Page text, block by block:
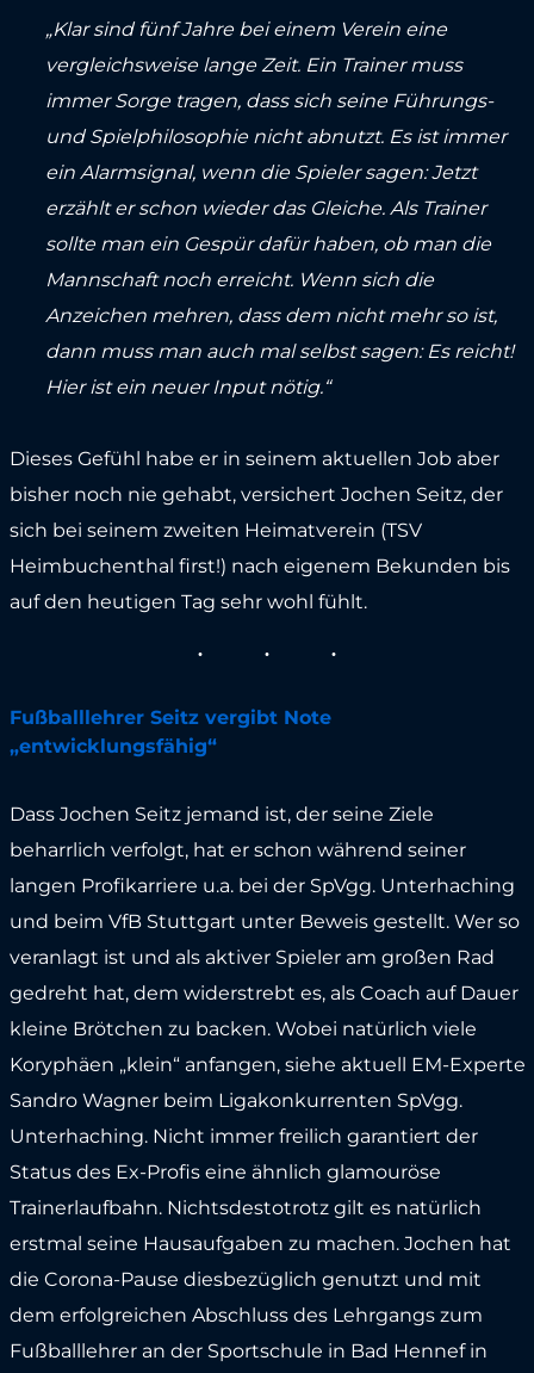
„Klar sind fünf Jahre bei einem Verein eine
vergleichsweise lange Zeit. Ein Trainer muss
immer Sorge tragen, dass sich seine Führungs-
und Spielphilosophie nicht abnutzt. Es ist immer
ein Alarmsignal, wenn die Spieler sagen: Jetzt
erzählt er schon wieder das Gleiche. Als Trainer
sollte man ein Gespür dafür haben, ob man die
Mannschaft noch erreicht. Wenn sich die
Anzeichen mehren, dass dem nicht mehr so ist,
dann muss man auch mal selbst sagen: Es reicht!
Hier ist ein neuer Input nötig.“
Dieses Gefühl habe er in seinem aktuellen Job aber
bisher noch nie gehabt, versichert Jochen Seitz, der
sich bei seinem zweiten Heimatverein (TSV
Heimbuchenthal first!) nach eigenem Bekunden bis
auf den heutigen Tag sehr wohl fühlt.
Fußballlehrer Seitz vergibt Note
„entwicklungsfähig“
Dass Jochen Seitz jemand ist, der seine Ziele
beharrlich verfolgt, hat er schon während seiner
langen Profikarriere u.a. bei der SpVgg. Unterhaching
und beim VfB Stuttgart unter Beweis gestellt. Wer so
veranlagt ist und als aktiver Spieler am großen Rad
gedreht hat, dem widerstrebt es, als Coach auf Dauer
kleine Brötchen zu backen. Wobei natürlich viele
Koryphäen „klein“ anfangen, siehe aktuell EM-Experte
Sandro Wagner beim Ligakonkurrenten SpVgg.
Unterhaching. Nicht immer freilich garantiert der
Status des Ex-Profis eine ähnlich glamouröse
Trainerlaufbahn. Nichtsdestotrotz gilt es natürlich
erstmal seine Hausaufgaben zu machen. Jochen hat
die Corona-Pause diesbezüglich genutzt und mit
dem erfolgreichen Abschluss des Lehrgangs zum
Fußballlehrer an der Sportschule in Bad Hennef in